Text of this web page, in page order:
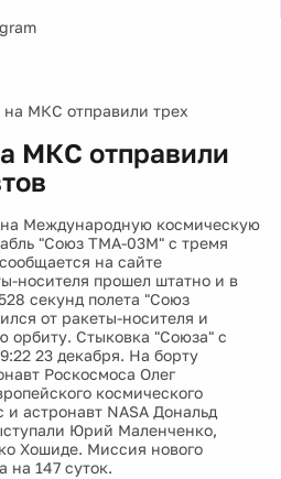
МКС отправили трех
МКС отправили
Международную космическую
"Союз ТМА-03М" с тремя
на сайте
носителя прошел штатно и в
секунд полета "Союз
от ракеты-носителя и
орбиту. Стыковка "Союза" с
23 декабря. На борту
Роскосмоса Олег
космического
и астронавт NASA Дональд
Юрий Маленченко,
Хошиде. Миссия нового
на 147 суток.